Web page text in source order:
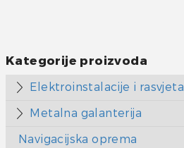
Kategorije proizvoda
Elektroinstalacije i rasvjeta
Metalna galanterija
Navigacijska oprema